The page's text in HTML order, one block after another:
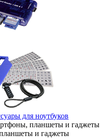
для ноутбуков
планшеты и гаджеты
и гаджеты